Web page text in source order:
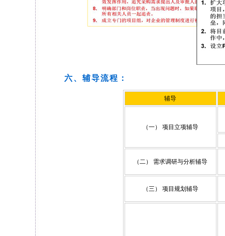
六、辅导流程：
辅导
（一） 项目立项辅导
（二） 需求调研与分析辅导
（三） 项目规划辅导